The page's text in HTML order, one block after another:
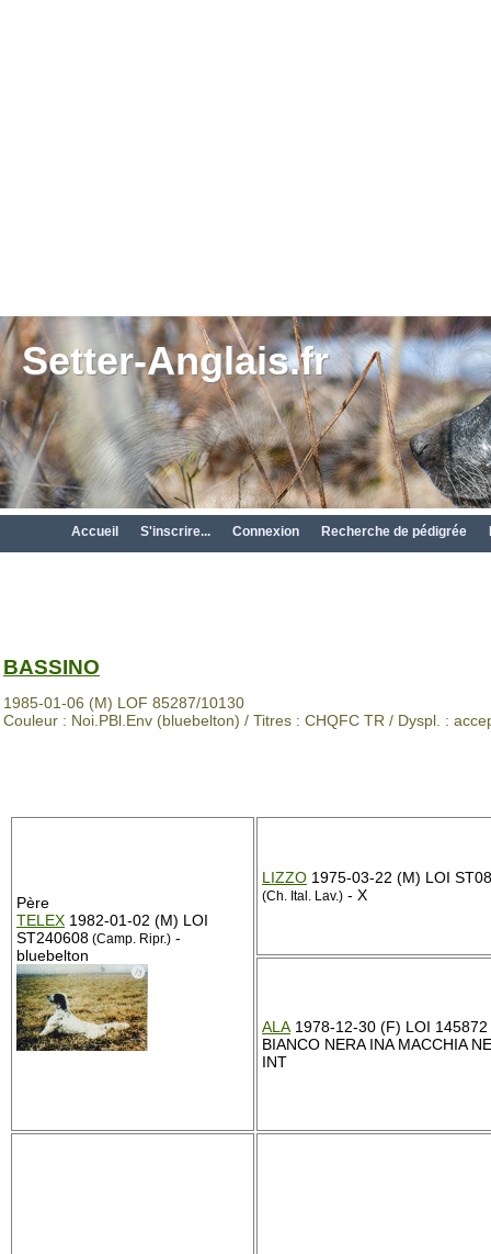
Setter-Anglais.fr
Accueil S'inscrire... Connexion Recherche de pédigrée
BASSINO
1985-01-06 (M) LOF 85287/10130
Couleur : Noi.PBl.Env (bluebelton) / Titres : CHQFC TR / Dyspl. :
Père
TELEX 1982-01-02 (M) LOI
ST240608 (Camp. Ripr.) -
bluebelton
LIZZO 1975-03-22 (M) LOI
(Ch. Ital. Lav.) - X
ALA 1978-12-30 (F) LOI 145872
BIANCO NERA INA MACCHIA
INT